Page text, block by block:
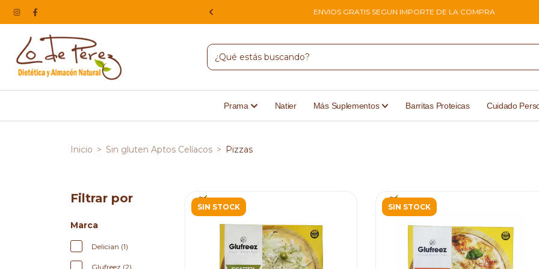
HACEMOS ENVIOS A TODO EL PAIS ENVIOS GRATIS SEGUN IMPORTE DE LA COMPRA
Prama Natier Más Suplementos Barritas Proteicas Cuidado
Inicio > Sin gluten Aptos Celíacos > Pizzas
Filtrar por
Marca
Delician (1)
Glufreez (2)
SIN STOCK SIN STOCK